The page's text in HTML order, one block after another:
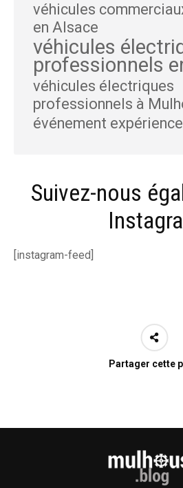
véhicules
en Alsace
véhicules
professionnels
véhicules électriques
professionnels à
événement
Suivez-nous
[instagram-feed]
Partager cette